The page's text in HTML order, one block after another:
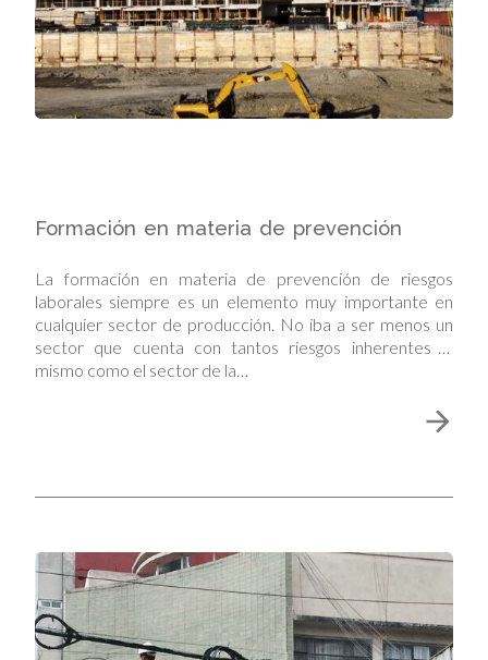
Formación en materia de prevención
La formación en materia de prevención de riesgos
laborales siempre es un elemento muy importante en
cualquier sector de producción. No iba a ser menos un
sector que cuenta con tantos riesgos inherentes al
mismo como el sector de la…